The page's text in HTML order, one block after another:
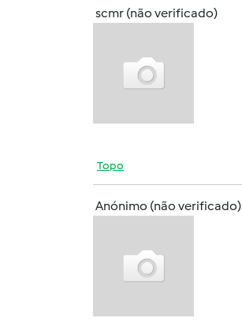
scmr (não verificado)
Topo
Anónimo (não verificado)